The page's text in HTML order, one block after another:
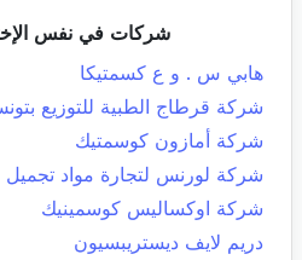
شركات في نفس
هابي س . و ع كسمتيكا
شركة قرطاج الطبية للتوزيع
شركة أمازون كوسمتيك
شركة لورنس لتجارة مواد تجميل
شركة اوكساليس كوسمينيك
دريم لايف ديستريبسيون